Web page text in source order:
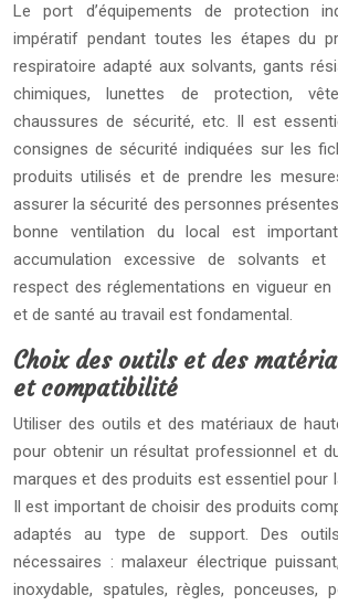
Le port d’équipements de protection
impératif pendant toutes les étapes du
respiratoire adapté aux solvants, gants
chimiques, lunettes de protection,
chaussures de sécurité, etc. Il est
consignes de sécurité indiquées sur les
produits utilisés et de prendre les
assurer la sécurité des personnes
bonne ventilation du local est
accumulation excessive de solvants et
respect des réglementations en vigueur
et de santé au travail est fondamental.
Choix des outils et des
et compatibilité
Utiliser des outils et des matériaux de
pour obtenir un résultat professionnel et
marques et des produits est essentiel pour
Il est important de choisir des produits
adaptés au type de support. Des
nécessaires : malaxeur électrique
inoxydable, spatules, règles, ponceuses,